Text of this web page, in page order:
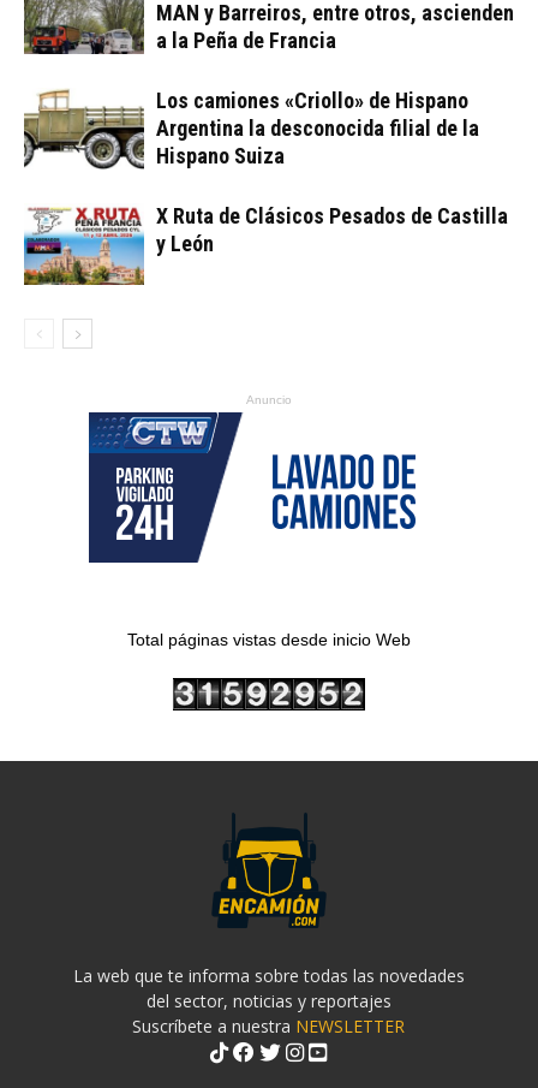
MAN y Barreiros, entre otros, ascienden
a la Peña de Francia
Los camiones «Criollo» de Hispano
Argentina la desconocida filial de la
Hispano Suiza
X Ruta de Clásicos Pesados de Castilla
y León
Anuncio
Total páginas vistas desde inicio Web
La web que te informa sobre todas las novedades
del sector, noticias y reportajes
Suscríbete a nuestra NEWSLETTER